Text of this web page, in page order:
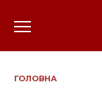
до
ГОЛОВНА